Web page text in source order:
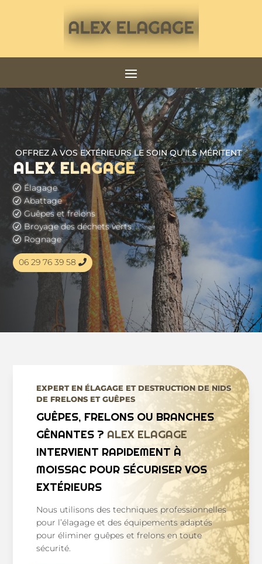
OFFREZ À VOS EXTÉRIEURS LE SOIN QU’ILS MÉRITENT
ALEX ELAGAGE
R Élagage
R Abattage
R Guêpes et frelons
R Broyage des déchets verts
R Rognage
06 29 76 39 58
EXPERT EN ÉLAGAGE ET DESTRUCTION DE NIDS
DE FRELONS ET GUÊPES
GUÊPES, FRELONS OU BRANCHES
GÊNANTES ? ALEX ELAGAGE
INTERVIENT RAPIDEMENT À
MOISSAC POUR SÉCURISER VOS
EXTÉRIEURS
Nous utilisons des techniques professionnelles
pour l’élagage et des équipements adaptés
pour éliminer guêpes et frelons en toute
sécurité.